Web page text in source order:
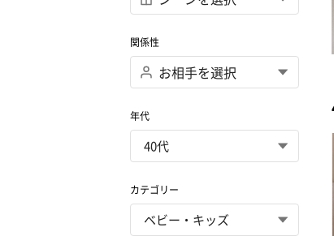
関係性
年代
カテゴリー